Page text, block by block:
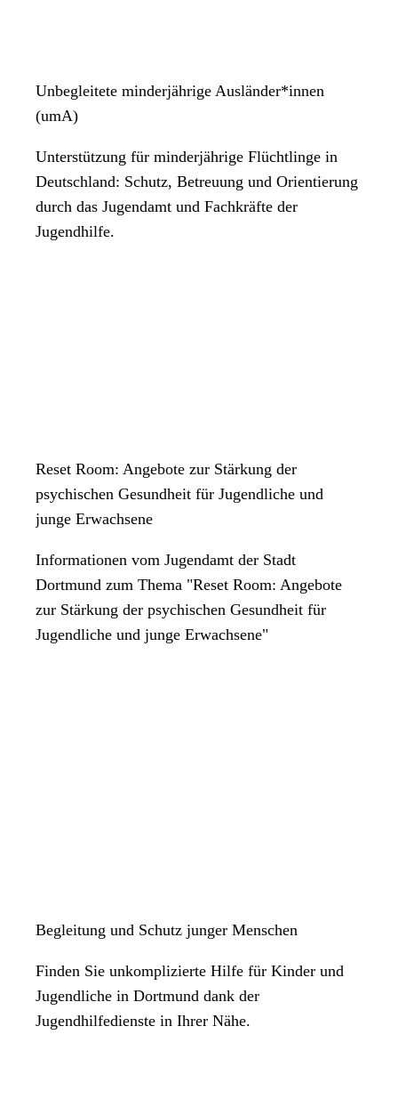
Unbegleitete minderjährige Ausländer*innen
(umA)
Unterstützung für minderjährige Flüchtlinge in
Deutschland: Schutz, Betreuung und Orientierung
durch das Jugendamt und Fachkräfte der
Jugendhilfe.
Reset Room: Angebote zur Stärkung der
psychischen Gesundheit für Jugendliche und
junge Erwachsene
Informationen vom Jugendamt der Stadt
Dortmund zum Thema "Reset Room: Angebote
zur Stärkung der psychischen Gesundheit für
Jugendliche und junge Erwachsene"
Begleitung und Schutz junger Menschen
Finden Sie unkomplizierte Hilfe für Kinder und
Jugendliche in Dortmund dank der
Jugendhilfedienste in Ihrer Nähe.